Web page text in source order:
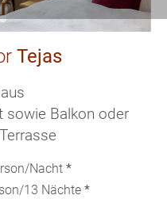
Tejas
Balkon oder
Nacht *
13 Nächte *